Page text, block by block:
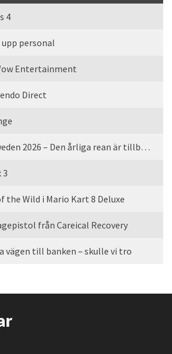
4
upp personal
Entertainment
Direct
Games Made in Sweden 2026 – Den årliga rean är tillbaka
3
the Wild i Mario Kart 8 Deluxe
från Careical Recovery
vägen till banken – skulle vi tro